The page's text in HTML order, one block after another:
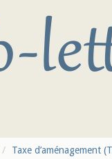
Taxe d’aménagement